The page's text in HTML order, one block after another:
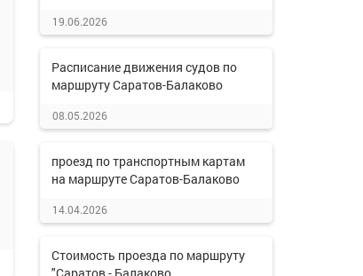
19.06.2026
Расписание движения судов по
маршруту Саратов-Балаково
08.05.2026
проезд по транспортным картам
на маршруте Саратов-Балаково
14.04.2026
Стоимость проезда по маршруту